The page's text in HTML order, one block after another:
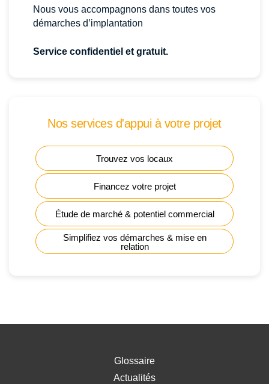
Nous vous accompagnons dans toutes vos
démarches d’implantation
Service confidentiel et gratuit.
Nos services d'appui à votre projet
Trouvez vos locaux
Financez votre projet
Étude de marché & potentiel commercial
Simplifiez vos démarches & mise en
relation
Glossaire
Actualités